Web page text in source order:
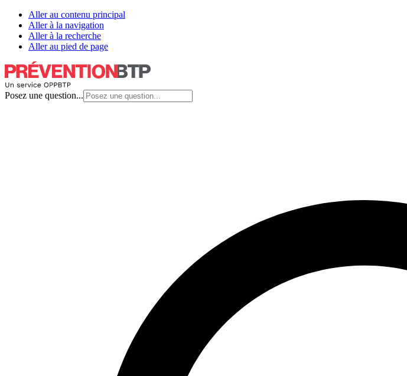
Aller au contenu principal
Aller à la navigation
Aller à la recherche
Aller au pied de page
Posez une question...